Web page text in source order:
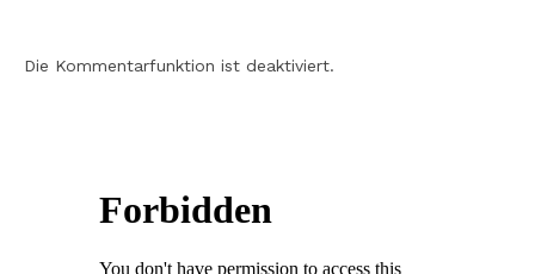
Die Kommentarfunktion ist deaktiviert.